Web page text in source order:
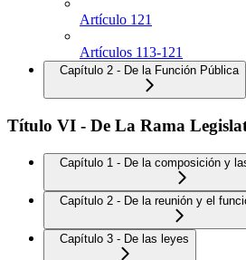
Artículo 121
Artículos 113-121
Capítulo 2 - De la Función Pública
Título VI - De La Rama
Capítulo 1 - De la composición y
Capítulo 2 - De la reunión y el
Capítulo 3 - De las leyes